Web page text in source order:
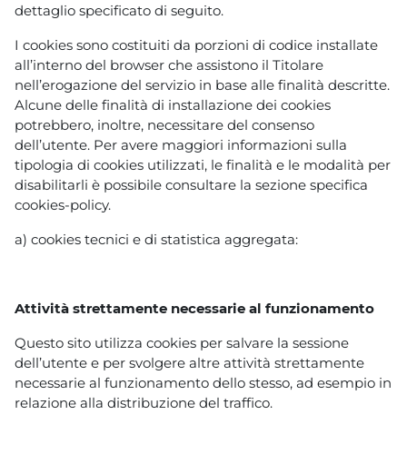
dettaglio specificato di seguito.
I cookies sono costituiti da porzioni di codice installate
all’interno del browser che assistono il Titolare
nell’erogazione del servizio in base alle finalità descritte.
Alcune delle finalità di installazione dei cookies
potrebbero, inoltre, necessitare del consenso
dell’utente. Per avere maggiori informazioni sulla
tipologia di cookies utilizzati, le finalità e le modalità per
disabilitarli è possibile consultare la sezione specifica
cookies-policy.
a) cookies tecnici e di statistica aggregata:
Attività strettamente necessarie al funzionamento
Questo sito utilizza cookies per salvare la sessione
dell’utente e per svolgere altre attività strettamente
necessarie al funzionamento dello stesso, ad esempio in
relazione alla distribuzione del traffico.